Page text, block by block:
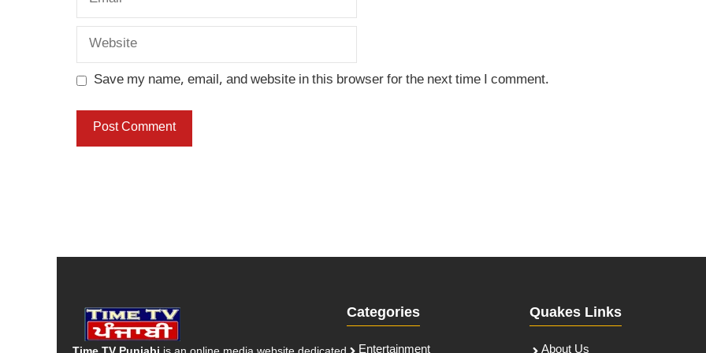
Website
Save my name, email, and website in this browser for the next time I comment.
Categories Quakes Links